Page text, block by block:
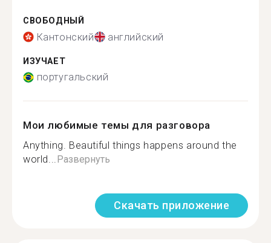
СВОБОДНЫЙ
Кантонский английский
ИЗУЧАЕТ
португальский
Мои любимые темы для разговора
Anything. Beautiful things happens around the
world...Развернуть
Скачать приложение